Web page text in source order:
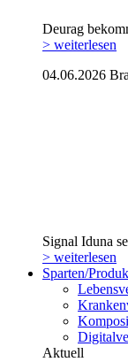
Deurag
> weiterlesen
04.06.2026
Signal Iduna
> weiterlesen
Sparten/
Aktuell